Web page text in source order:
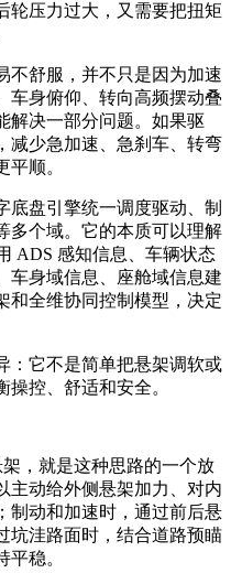
轮压力过大，又需要把扭矩
不舒服，并不只是因为加速
车身俯仰、转向高频摆动叠
解决一部分问题。如果驱
减少急加速、急刹车、转弯
顺。
底盘引擎统一调度驱动、制
多个域。它的本质可以理解
ADS 感知信息、车辆状态
车身域信息、座舱域信息建
和全维协同控制模型，决定
：它不是简单把悬架调软或
控、舒适和安全。
，就是这种思路的一个放
主动给外侧悬架加力、对内
制动和加速时，通过前后悬
坑洼路面时，结合道路预瞄
稳。